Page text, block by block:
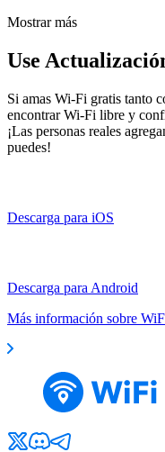
Mostrar más
Use
Si amas Wi-Fi gratis tanto
encontrar Wi-Fi libre y
¡Las personas reales
puedes!
Descarga para iOS
Descarga para Android
Más información sobre